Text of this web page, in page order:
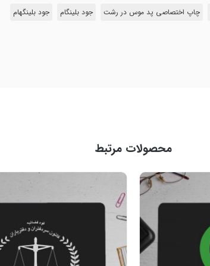
چاپ اختصاصی پد موس در رشت جود بلینگام جود بلینگهام
محصولات مرتبط